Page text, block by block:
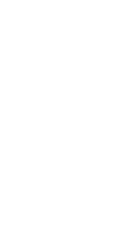
à ...